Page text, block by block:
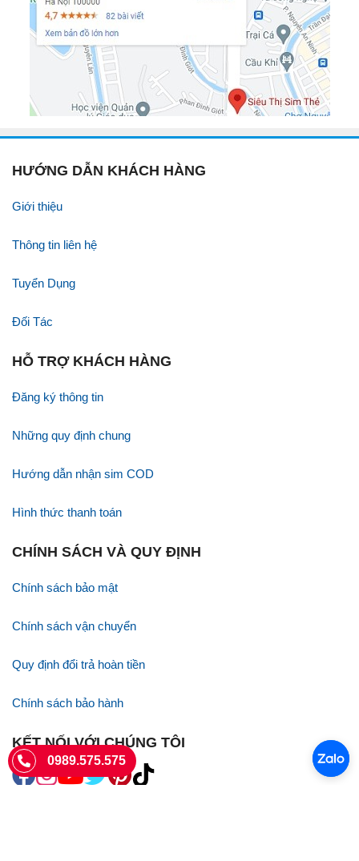
HƯỚNG DẪN KHÁCH HÀNG
Giới thiệu
Thông tin liên hệ
Tuyển Dụng
Đối Tác
HỖ TRỢ KHÁCH HÀNG
Đăng ký thông tin
Những quy định chung
Hướng dẫn nhận sim COD
Hình thức thanh toán
CHÍNH SÁCH VÀ QUY ĐỊNH
Chính sách bảo mật
Chính sách vận chuyển
Quy định đổi trả hoàn tiền
Chính sách bảo hành
KẾT NỐI VỚI CHÚNG TÔI
0989.575.575